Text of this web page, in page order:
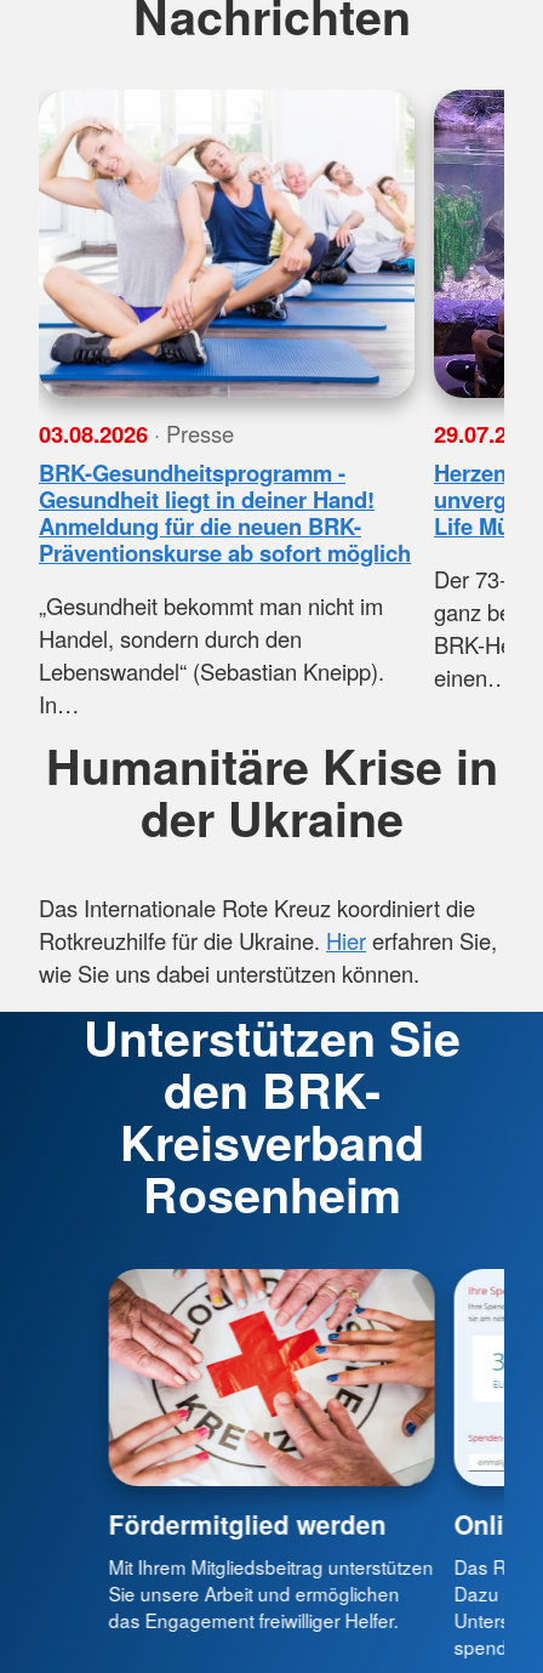
Nachrichten
03.08.2026 · Presse
BRK-Gesundheitsprogramm -
Gesundheit liegt in deiner Hand!
Anmeldung für die neuen BRK-
Präventionskurse ab sofort möglich
„Gesundheit bekommt man nicht im
Handel, sondern durch den
Lebenswandel“ (Sebastian Kneipp).
In…
Life
Der 73-
ganz
BRK-
einen…
Humanitäre Krise in
der Ukraine
Das Internationale Rote Kreuz koordiniert die
Rotkreuzhilfe für die Ukraine. Hiererfahren Sie,
wie Sie uns dabei unterstützen können.
Unterstützen Sie
den BRK-
Kreisverband
Rosenheim
Fördermitglied werden
Mit Ihrem Mitgliedsbeitrag unterstützen
Sie unsere Arbeit und ermöglichen
das Engagement freiwilliger Helfer.
Das Rote
Dazu
spenden